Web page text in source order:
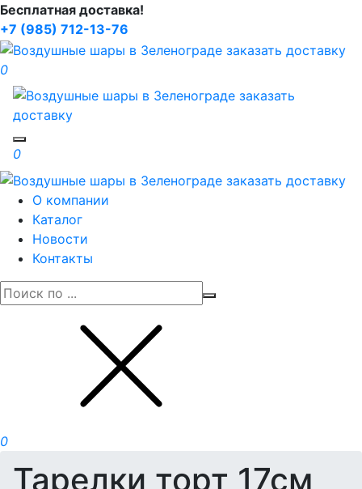
Бесплатная доставка!
+7 (985) 712-13-76
0
Toggle navigation
0
О компании
Каталог
Новости
Контакты
0
Тарелки торт 17см